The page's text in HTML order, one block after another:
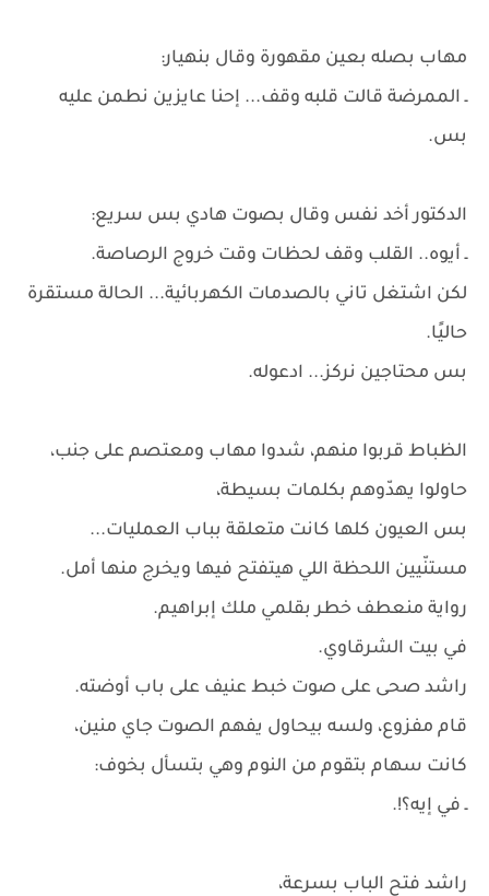
مهاب بصله بعين مقهورة وقال بنهيار:
ـ الممرضة قالت قلبه وقف... إحنا عايزين نطمن عليه
بس.
الدكتور أخد نفس وقال بصوت هادي بس سريع:
ـ أيوه.. القلب وقف لحظات وقت خروج الرصاصة.
لكن اشتغل تاني بالصدمات الكهربائية... الحالة مستقرة
حاليًا.
بس محتاجين نركز... ادعوله.
الظباط قربوا منهم، شدوا مهاب ومعتصم على جنب،
حاولوا يهدّوهم بكلمات بسيطة،
بس العيون كلها كانت متعلقة بباب العمليات...
مستنّيين اللحظة اللي هيتفتح فيها ويخرج منها أمل.
رواية منعطف خطر بقلمي ملك إبراهيم.
في بيت الشرقاوي.
راشد صحى على صوت خبط عنيف على باب أوضته.
قام مفزوع، ولسه بيحاول يفهم الصوت جاي منين،
كانت سهام بتقوم من النوم وهي بتسأل بخوف:
ـ في إيه؟!.
راشد فتح الباب بسرعة،